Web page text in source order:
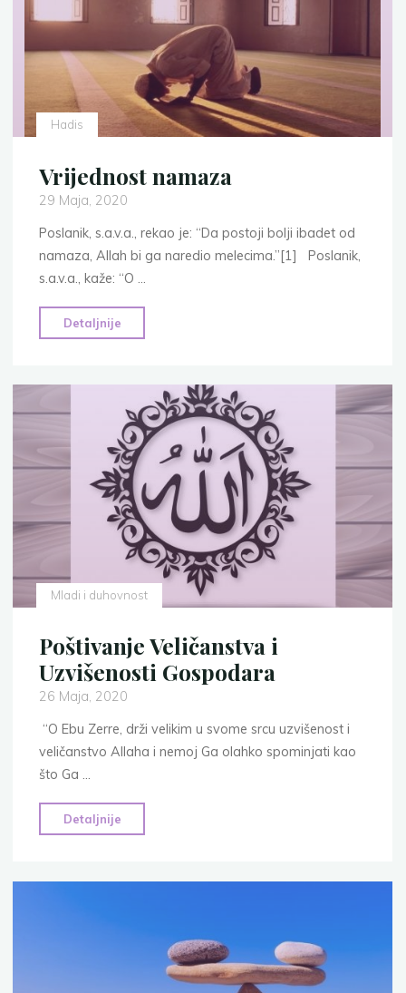
Hadis
Vrijednost namaza
29 Maja, 2020
Poslanik, s.a.v.a., rekao je: “Da postoji bolji ibadet od
namaza, Allah bi ga naredio melecima.”[1] Poslanik,
s.a.v.a., kaže: “O …
Detaljnije
namaza"
Mladi i duhovnost
Poštivanje Veličanstva i
Uzvišenosti Gospodara
26 Maja, 2020
“O Ebu Zerre, drži velikim u svome srcu uzvišenost i
veličanstvo Allaha i nemoj Ga olahko spominjati kao
što Ga …
Detaljnije
Uzvišenosti